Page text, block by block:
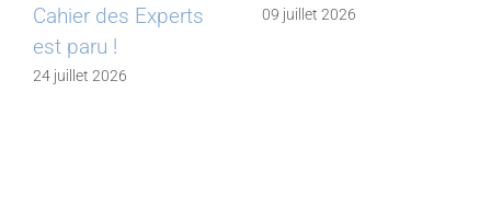
Experts
09 juillet 2026